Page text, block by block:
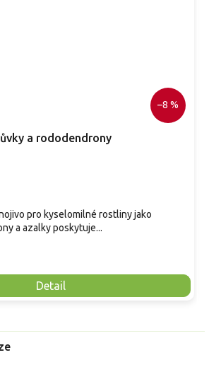
–8 %
a rododendrony
Detail
pro kyselomilné rostliny jako
a azalky poskytuje...